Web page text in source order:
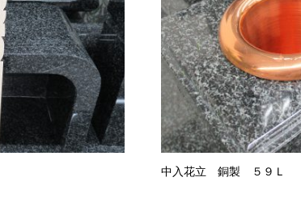
中入花立 銅製 ５９Ｌ